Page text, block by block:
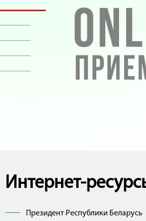
Интернет-
Президент Республики Беларусь